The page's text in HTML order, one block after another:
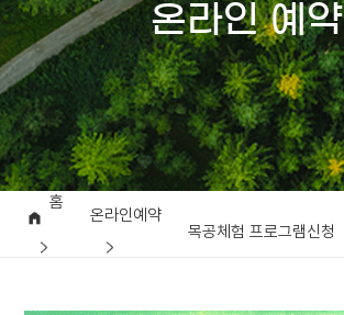
온라인 예약
홈
온라인예약
목공체험 프로그램신청